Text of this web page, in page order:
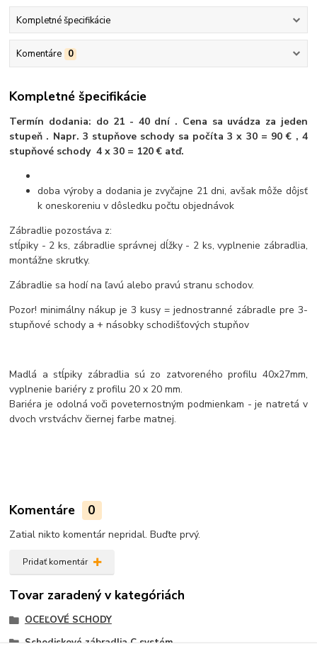
Kompletné špecifikácie
Komentáre 0
Kompletné špecifikácie
Termín dodania: do 21 - 40 dní . Cena sa uvádza za jeden
stupeň . Napr. 3 stupňove schody sa počíta 3 x 30 = 90 € , 4
stupňové schody 4 x 30 = 120 € atď.
doba výroby a dodania je zvyčajne 21 dni, avšak môže dôjsť
k oneskoreniu v dôsledku počtu objednávok
Zábradlie pozostáva z:
stĺpiky - 2 ks, zábradlie správnej dĺžky - 2 ks, vyplnenie zábradlia,
montážne skrutky.
Zábradlie sa hodí na ľavú alebo pravú stranu schodov.
Pozor! minimálny nákup je 3 kusy = jednostranné zábradle pre 3-
stupňové schody a + násobky schodišťových stupňov
Madlá a stĺpiky zábradlia sú zo zatvoreného profilu 40x27mm,
vyplnenie bariéry z profilu 20 x 20 mm.
Bariéra je odolná voči poveternostným podmienkam - je natretá v
dvoch vrstváchv čiernej farbe matnej.
Komentáre 0
Zatial nikto komentár nepridal. Buďte prvý.
Pridať komentár
Tovar zaradený v kategóriách
OCEĽOVÉ SCHODY
Schodiskové zábradlia C systém